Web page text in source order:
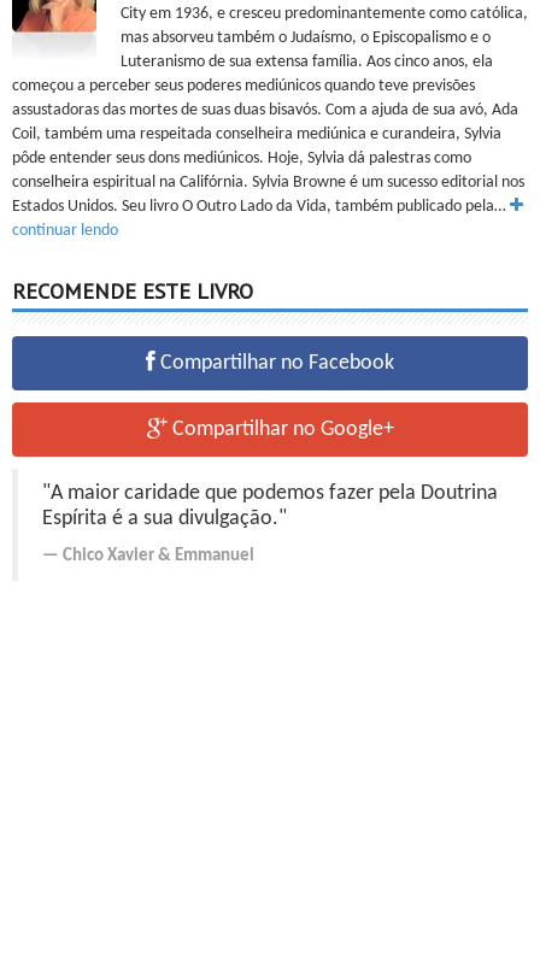
City em 1936, e cresceu predominantemente como católica,
mas absorveu também o Judaísmo, o Episcopalismo e o
Luteranismo de sua extensa família. Aos cinco anos, ela
começou a perceber seus poderes mediúnicos quando teve previsões
assustadoras das mortes de suas duas bisavós. Com a ajuda de sua avó, Ada
Coil, também uma respeitada conselheira mediúnica e curandeira, Sylvia
pôde entender seus dons mediúnicos. Hoje, Sylvia dá palestras como
conselheira espiritual na Califórnia. Sylvia Browne é um sucesso editorial nos
Estados Unidos. Seu livro O Outro Lado da Vida, também publicado pela…
continuar lendo
RECOMENDE ESTE LIVRO
Compartilhar no Facebook
Compartilhar no Google+
"A maior caridade que podemos fazer pela Doutrina
Espírita é a sua divulgação."
Chico Xavier & Emmanuel